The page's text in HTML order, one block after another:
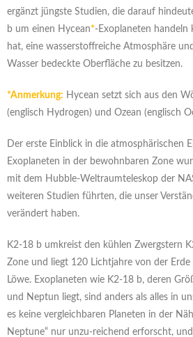
ergänzt jüngste Studien, die darauf
b um einen Hycean*-Exoplaneten handeln
hat, eine wasserstoffreiche Atmosphäre
Wasser bedeckte Oberfläche zu besitzen.
*Anmerkung: Hycean setzt sich aus den
(englisch Hydrogen) und Ozean (englisch
Der erste Einblick in die atmosphärischen
Exoplaneten in der bewohnbaren Zone
mit dem Hubble-Weltraumteleskop der
weiteren Studien führten, die unser
verändert haben.
K2-18 b umkreist den kühlen Zwergstern
Zone und liegt 120 Lichtjahre von der
Löwe. Exoplaneten wie K2-18 b, deren
und Neptun liegt, sind anders als alles in
es keine vergleichbaren Planeten in der
Neptune“ nur unzu-reichend erforscht,